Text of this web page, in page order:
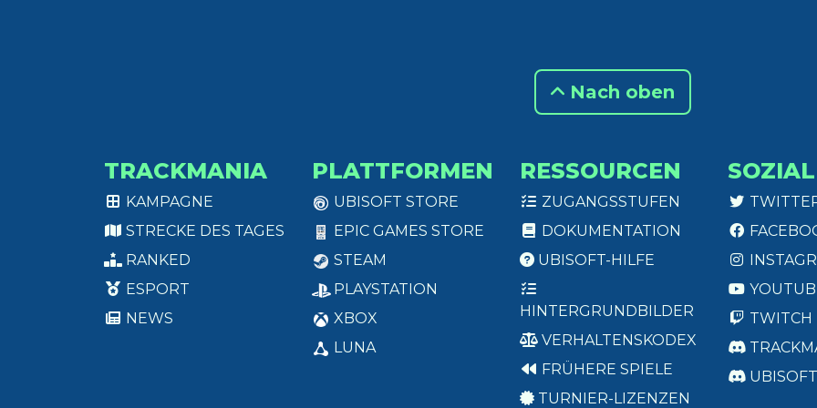
Nach oben
TRACKMANIA
KAMPAGNE
STRECKE DES TAGES
RANKED
ESPORT
NEWS
PLATTFORMEN
UBISOFT STORE
EPIC GAMES STORE
STEAM
PLAYSTATION
XBOX
LUNA
RESSOURCEN
ZUGANGSSTUFEN
DOKUMENTATION
UBISOFT-HILFE
HINTERGRUNDBILDER
VERHALTENSKODEX
FRÜHERE SPIELE
TURNIER-LIZENZEN
SOZIAL
TWITCH
UBISOFT